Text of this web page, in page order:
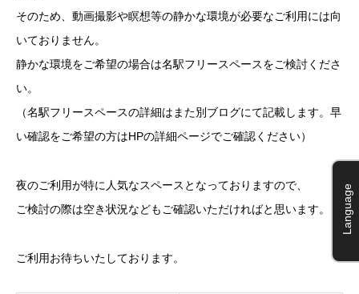
そのため、動画撮影や瞑想等の静かな環境が必要なご利用には向
いておりません。
静かな環境をご希望の場合は名駅フリースペースをご検討くださ
い。
（名駅フリースペースの詳細はまた別ブログにて記載します。早
い確認をご希望の方はHPの詳細ページでご確認ください）
夜のご利用が特に人気なスペースとなっておりますので、
ご検討の際は空き状況などもご確認いただければと思います。
ご利用お待ちいたしております。
Language